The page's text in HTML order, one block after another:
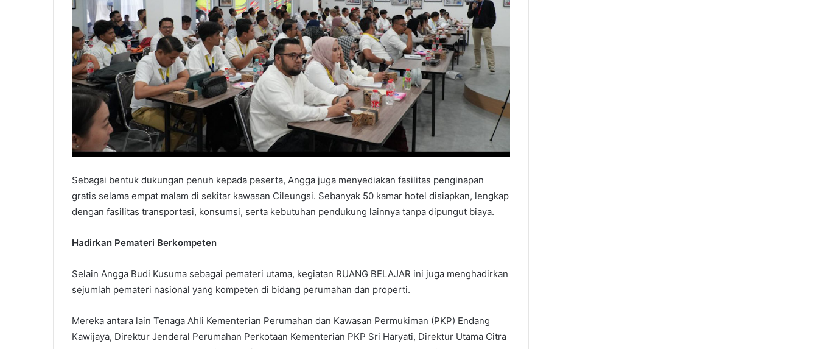
Sebagai bentuk dukungan penuh kepada peserta, Angga juga menyediakan fasilitas penginapan
gratis selama empat malam di sekitar kawasan Cileungsi. Sebanyak 50 kamar hotel disiapkan, lengkap
dengan fasilitas transportasi, konsumsi, serta kebutuhan pendukung lainnya tanpa dipungut biaya.
Hadirkan Pemateri Berkompeten
Selain Angga Budi Kusuma sebagai pemateri utama, kegiatan RUANG BELAJAR ini juga menghadirkan
sejumlah pemateri nasional yang kompeten di bidang perumahan dan properti.
Mereka antara lain Tenaga Ahli Kementerian Perumahan dan Kawasan Permukiman (PKP) Endang
Kawijaya, Direktur Jenderal Perumahan Perkotaan Kementerian PKP Sri Haryati, Direktur Utama Citra